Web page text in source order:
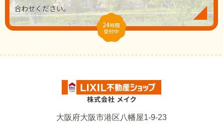
合わせください。
大阪府大阪市港区八幡屋1-9-23